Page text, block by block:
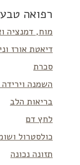
רפואה
מוח, דמנציה
דיאטת אורז
סכרת
השמנה
בריאות הלב
לחץ דם
כולסטרול
תזונה נכונה